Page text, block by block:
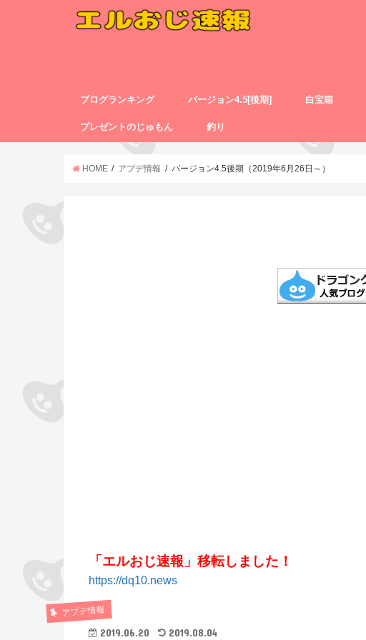
ブログランキング バージョン4.5[後期] 白宝箱
プレゼントのじゅもん 釣り
HOME アプデ情報 バージョン4.5後期（2019年6月26日～）
「エルおじ速報」移転しました！
https://dq10.news
アプデ情報
2019.06.20 2019.08.04